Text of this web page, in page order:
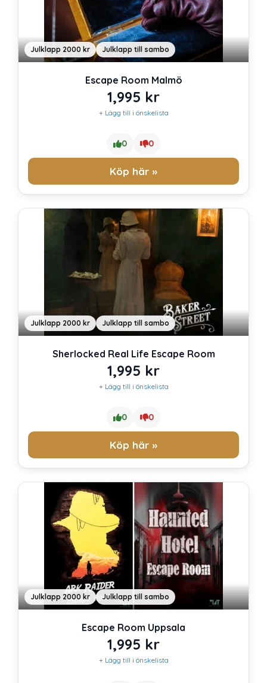
Julklapp 2000 kr Julklapp till sambo
Escape Room Malmö
1,995 kr
+ Lägg till i önskelista
0 0
Köp här »
Julklapp 2000 kr Julklapp till sambo
Sherlocked Real Life Escape Room
1,995 kr
+ Lägg till i önskelista
0 0
Köp här »
Julklapp 2000 kr Julklapp till sambo
Escape Room Uppsala
1,995 kr
+ Lägg till i önskelista